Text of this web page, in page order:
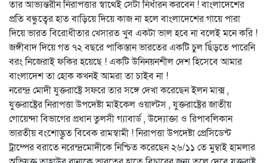
তার আভ্যন্তরীন নিরাপত্তার স্বার্থেই সেটা নির্ধারন করবেন ! বাংলাদেশের
প্রতি বন্ধুত্বের হাত বাড়িয়ে দিয়ে কাজ না হলে বাংলাদেশের গায়ে পারা
দিয়ে ভারত বিরোধীতার খেসারত খুব একটা ভাল হবে না বলেই মনে করি !
জঙ্গীবাদ দিয়ে গত ৭২ বছরে পাকিস্তান ভারতের একটি চুল ছিঁড়তে পারেনি
বরং নিজেরাই ফকির হয়েছে ! একটি উনিনয়নশীল দেশ হিসেবে আমার
বাংলাদেশ তা হোক কখনই আমরা তা চাইব না !
নরেন্দ্র মোদী যুক্তরাষ্ট্রে সফরে তার সঙ্গে দেখা করেছেন ইলন মাক্স ,
যুক্তরাষ্ট্রের নিরাপত্তা উপদেষ্টা মাইকেল ওয়াল্টস , যুক্তরাষ্ট্রের জাতীয়
গোয়েন্দা বিভাগের প্রধান তুলসী গ্যাবার্ড , উদ্যোক্তা ও রিপাবলিকান
ভারতীয় বংশোদ্ভুত বিবেক রামস্বামী ! নিরাপত্তা উপদেষ্টা প্রেসিডেন্ট
ট্রাম্পের বরাতে নরেন্দ্রমোদীকে নিশ্চিত করেছেন ২৬/১১ তে মুম্বাই হামলার